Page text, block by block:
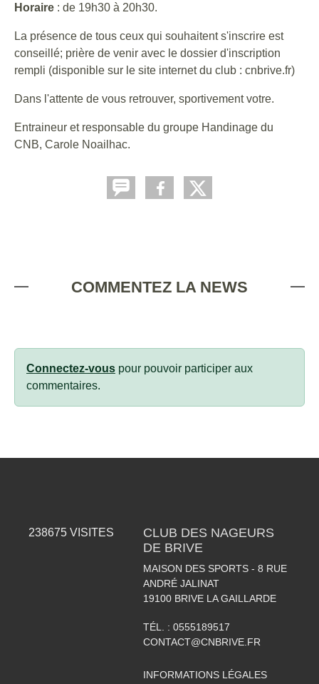
Horaire : de 19h30 à 20h30.
La présence de tous ceux qui souhaitent s'inscrire est
conseillé; prière de venir avec le dossier d'inscription
rempli (disponible sur le site internet du club : cnbrive.fr)
Dans l'attente de vous retrouver, sportivement votre.
Entraineur et responsable du groupe Handinage du
CNB, Carole Noailhac.
COMMENTEZ LA NEWS
Connectez-vous pour pouvoir participer aux
commentaires.
238675 VISITES
CLUB DES NAGEURS
DE BRIVE
MAISON DES SPORTS - 8 RUE
ANDRÉ JALINAT
19100 BRIVE LA GAILLARDE
TÉL. : 0555189517
CONTACT@CNBRIVE.FR
INFORMATIONS LÉGALES